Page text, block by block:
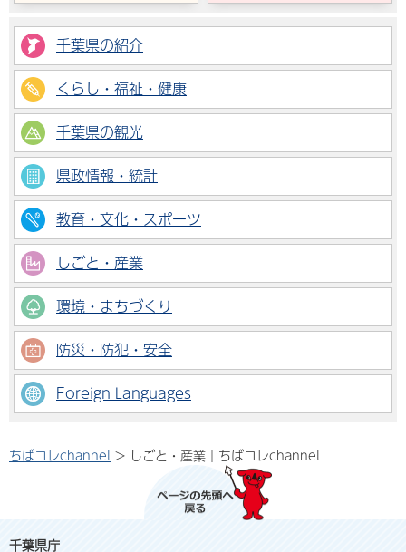
千葉県の紹介
くらし・福祉・健康
千葉県の観光
県政情報・統計
教育・文化・スポーツ
しごと・産業
環境・まちづくり
防災・防犯・安全
Foreign Languages
ちばコレchannel > しごと・産業｜ちばコレchannel
千葉県庁